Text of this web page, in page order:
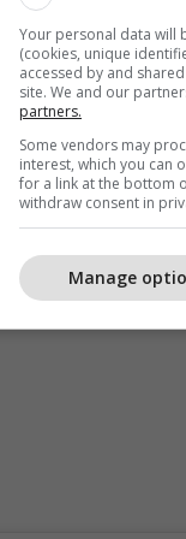
Të
edhe Edona, e
e saj dhe të
Your personal data will
(cookies, unique
accessed by and
site. We and our
partners.
Some vendors may
interest, which you can
for a link at the bottom
withdraw consent in
Manage